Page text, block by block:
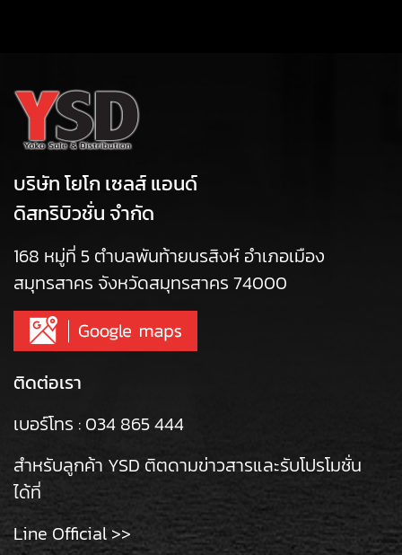
บริษัท โยโก เซลส์ แอนด์
ดิสทริบิวชั่น จำกัด
168 หมู่ที่ 5 ตำบลพันท้ายนรสิงห์ อำเภอเมือง
สมุทรสาคร จังหวัดสมุทรสาคร 74000
ติดต่อเรา
เบอร์โทร : 034 865 444
สำหรับลูกค้า YSD ติตดามข่าวสารและรับโปรโมชั่น
ได้ที่
Line Official >>